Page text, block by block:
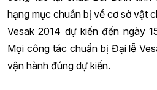
hạng mục chuẩn bị về cơ sở vật
Vesak 2014 dự kiến đến ngày
Mọi công tác chuẩn bị Đại lễ
vận hành đúng dự kiến.